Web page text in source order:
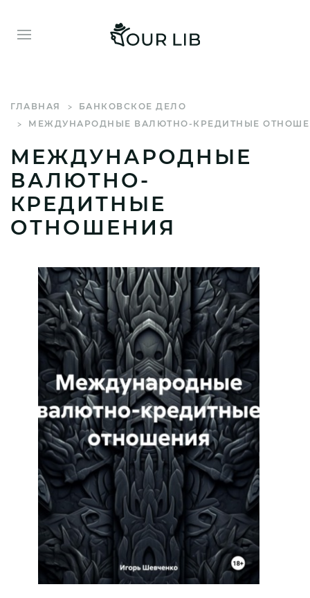
ГЛАВНАЯ
БАНКОВСКОЕ ДЕЛО
МЕЖДУНАРОДНЫЕ ВАЛЮТНО-КРЕДИТНЫЕ
МЕЖДУНАРОДНЫЕ
ВАЛЮТНО-
КРЕДИТНЫЕ
ОТНОШЕНИЯ